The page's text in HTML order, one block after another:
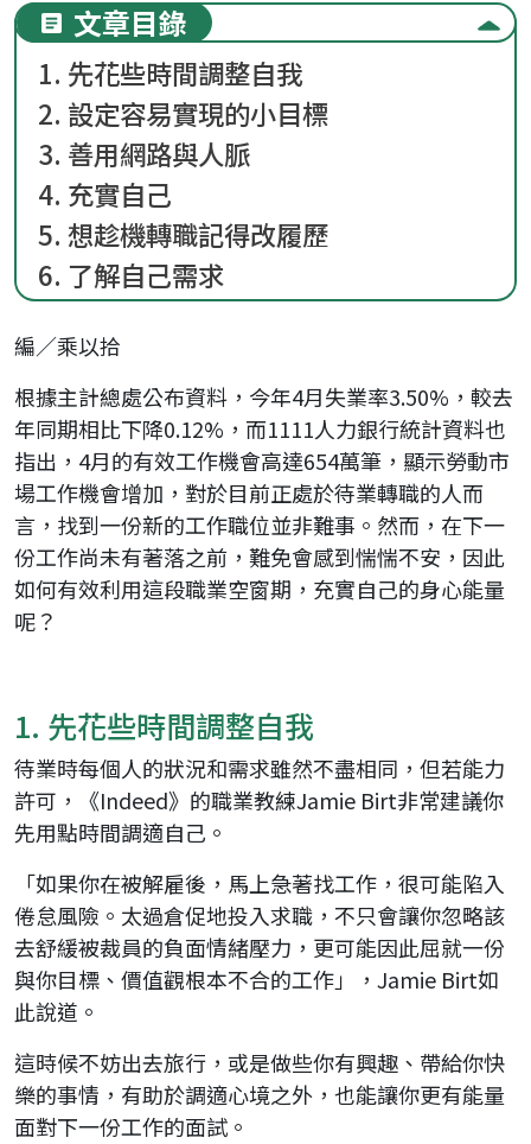
文章目錄
1. 先花些時間調整自我
2. 設定容易實現的小目標
3. 善用網路與人脈
4. 充實自己
5. 想趁機轉職記得改履歷
6. 了解自己需求
編／乘以拾
根據主計總處公布資料，今年4月失業率3.50%，較去
年同期相比下降0.12%，而1111人力銀行統計資料也
指出，4月的有效工作機會高達654萬筆，顯示勞動市
場工作機會增加，對於目前正處於待業轉職的人而
言，找到一份新的工作職位並非難事。然而，在下一
份工作尚未有著落之前，難免會感到惴惴不安，因此
如何有效利用這段職業空窗期，充實自己的身心能量
呢？
1. 先花些時間調整自我
待業時每個人的狀況和需求雖然不盡相同，但若能力
許可，《Indeed》的職業教練Jamie Birt非常建議你
先用點時間調適自己。
「如果你在被解雇後，馬上急著找工作，很可能陷入
倦怠風險。太過倉促地投入求職，不只會讓你忽略該
去舒緩被裁員的負面情緒壓力，更可能因此屈就一份
與你目標、價值觀根本不合的工作」，Jamie Birt如
此說道。
這時候不妨出去旅行，或是做些你有興趣、帶給你快
樂的事情，有助於調適心境之外，也能讓你更有能量
面對下一份工作的面試。